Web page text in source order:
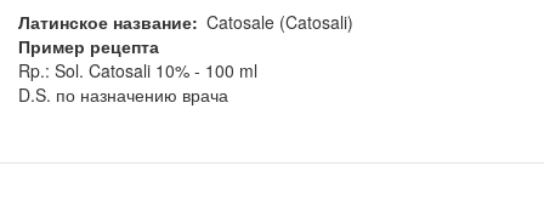
Латинское название Catosale (Catosali)
Пример рецепта
Rp.: Sol. Catosali 10% - 100 ml
D.S. по назначению врача